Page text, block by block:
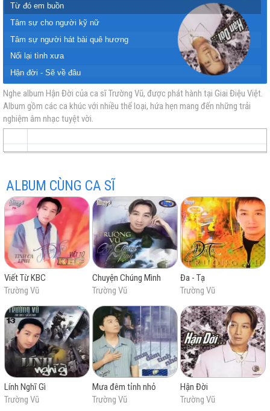
Nhạc
vàng
trữ
tình
< Kho
nhạc
trực
tuyến
>
Nhạc
chất
cao
Kho
nhạc
miễn
Từ đó em buồn
Tâm sự cho người kỹ nữ
Tâm sự người hát bài quê hương
Nối lại tình xưa
Hận đời - Sẽ về đâu
Hàn Mặc Tử
Ga chiều
Đêm sầu đời
Nghe album Hận Đời của ca sĩ Trường Vũ, được phát hành tại Giai Điệu Việt.
Album gồm các ca khúc với nhiều thể loại, hứa hẹn mang đến những trải
nghiệm âm nhạc tuyệt vời.
ALBUM CÙNG CA SĨ
Viết Từ KBC
Trường Vũ
Chuyện Chúng Mình
Trường Vũ
Đa - Tạ
Trường Vũ
Lính Nghĩ Gì
Trường Vũ
Mưa đêm tỉnh nhỏ
Trường Vũ
Hận Đời
Trường Vũ